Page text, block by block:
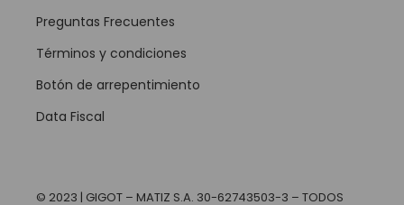
Preguntas Frecuentes
Términos y condiciones
Botón de arrepentimiento
Data Fiscal
© 2023 | GIGOT – MATIZ S.A. 30-62743503-3 – TODOS